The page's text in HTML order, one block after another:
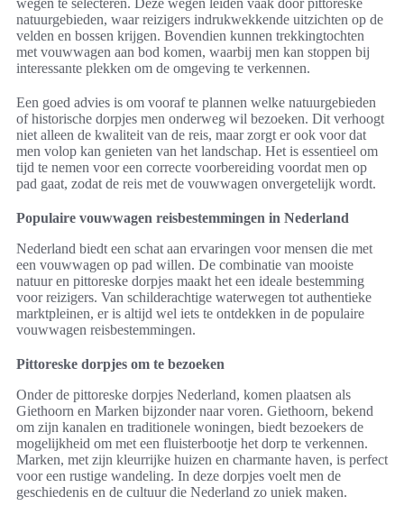
natuurgebieden, waar reizigers indrukwekkende uitzichten op de
velden en bossen krijgen. Bovendien kunnen trekkingtochten
met vouwwagen aan bod komen, waarbij men kan stoppen bij
interessante plekken om de omgeving te verkennen.
Een goed advies is om vooraf te plannen welke natuurgebieden
of historische dorpjes men onderweg wil bezoeken. Dit verhoogt
niet alleen de kwaliteit van de reis, maar zorgt er ook voor dat
men volop kan genieten van het landschap. Het is essentieel om
tijd te nemen voor een correcte voorbereiding voordat men op
pad gaat, zodat de reis met de vouwwagen onvergetelijk wordt.
Populaire vouwwagen reisbestemmingen in Nederland
Nederland biedt een schat aan ervaringen voor mensen die met
een vouwwagen op pad willen. De combinatie van mooiste
natuur en pittoreske dorpjes maakt het een ideale bestemming
voor reizigers. Van schilderachtige waterwegen tot authentieke
marktpleinen, er is altijd wel iets te ontdekken in de populaire
vouwwagen reisbestemmingen.
Pittoreske dorpjes om te bezoeken
Onder de pittoreske dorpjes Nederland, komen plaatsen als
Giethoorn en Marken bijzonder naar voren. Giethoorn, bekend
om zijn kanalen en traditionele woningen, biedt bezoekers de
mogelijkheid om met een fluisterbootje het dorp te verkennen.
Marken, met zijn kleurrijke huizen en charmante haven, is perfect
voor een rustige wandeling. In deze dorpjes voelt men de
geschiedenis en de cultuur die Nederland zo uniek maken.